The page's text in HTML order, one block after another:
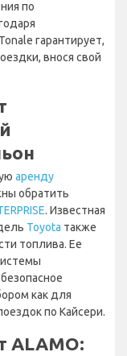
по
гарантирует,
внося свой
аренду
обратить
. Известная
Toyota также
топлива. Ее
как для
по Кайсери.
ALAMO: